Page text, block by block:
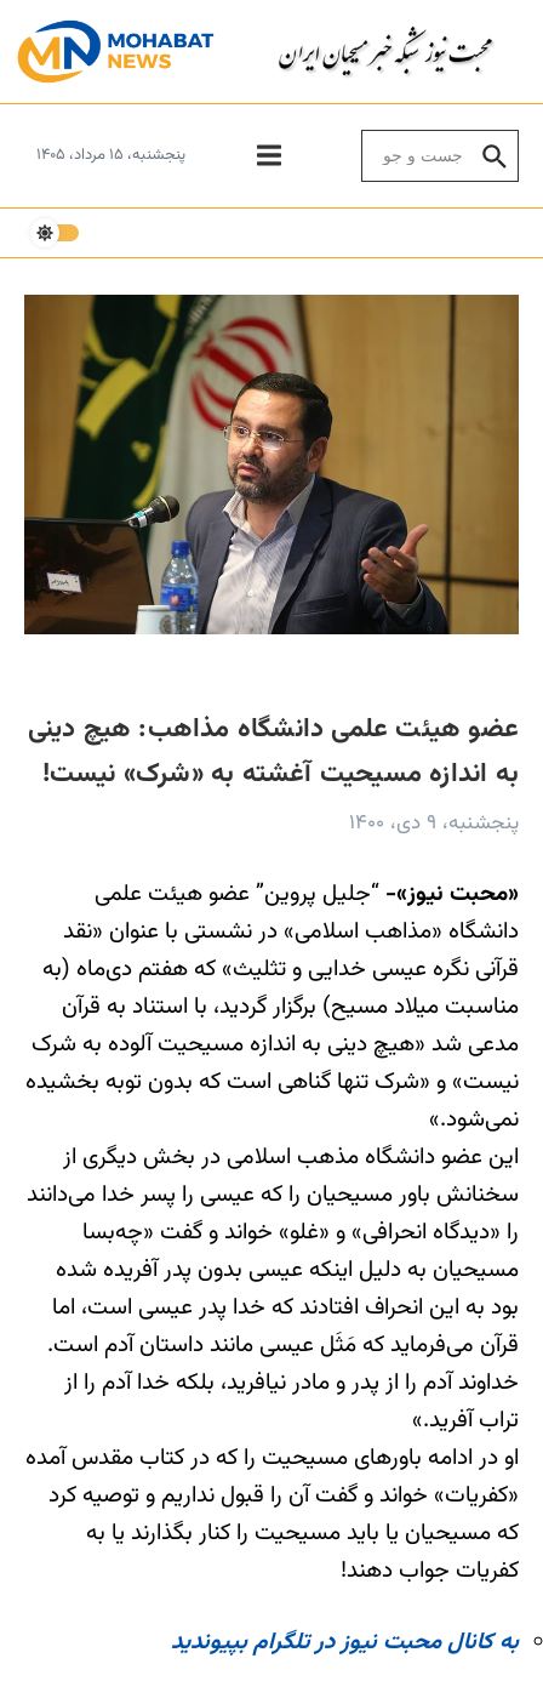
پنجشنبه، ۱۵ مرداد، ۱۴۰۵
عضو هیئت علمی دانشگاه مذاهب: هیچ دینی
به اندازه مسیحیت آغشته به «شرک» نیست!
پنجشنبه، ۹ دی، ۱۴۰۰
«محبت نیوز»- “جلیل پروین” عضو هیئت علمی
دانشگاه «مذاهب اسلامی» در نشستی با عنوان «نقد
قرآنی نگره عیسی خدایی و تثلیث» که هفتم دی‌ماه‌ (به
مناسبت میلاد مسیح) برگزار گردید، با استناد به قرآن
مدعی شد «هیچ دینی به اندازه مسیحیت آلوده به شرک
نیست» و «شرک تنها گناهی است که بدون توبه بخشیده
نمی‌شود.»
این عضو دانشگاه مذهب اسلامی در بخش دیگری از
سخنانش باور مسیحیان را که عیسی را پسر خدا می‌دانند
را «دیدگاه انحرافی» و «غلو» خواند و گفت «چه‌بسا
مسیحیان به دلیل اینکه عیسی بدون پدر آفریده شده
بود به این انحراف افتادند که خدا پدر عیسی است، اما
قرآن می‌فرماید که مَثَل عیسی مانند داستان آدم است.
خداوند آدم را از پدر و مادر نیافرید، بلکه خدا آدم را از
تراب آفرید.»
او در ادامه باورهای مسیحیت را که در کتاب مقدس آمده
«کفریات» خواند و گفت آن را قبول نداریم و توصیه کرد
که مسیحیان یا باید مسیحیت را کنار بگذارند یا به
کفریات جواب دهند!
به کانال محبت نیوز در تلگرام بپیوندید